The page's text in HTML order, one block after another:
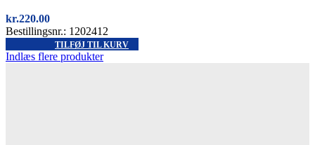
kr.220.00
Bestillingsnr.: 1202412
TILFØJ TIL KURV
Indlæs flere produkter